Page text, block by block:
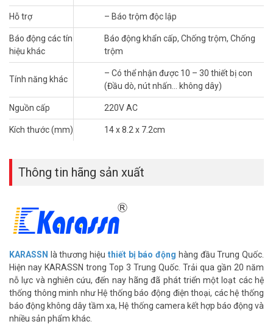
Hỗ trợ – Báo trộm độc lập
Báo động các tín
hiệu khác
Báo động khẩn cấp, Chống trộm, Chống
trộm
Tính năng khác
– Có thể nhận được 10 – 30 thiết bị con
(Đầu dò, nút nhấn… không dây)
Nguồn cấp 220V AC
Kích thước (mm) 14 x 8.2 x 7.2cm
Thông tin hãng sản xuất
KARASSN là thương hiệu thiết bị báo động hàng đầu Trung Quốc.
Hiện nay KARASSN trong Top 3 Trung Quốc. Trải qua gần 20 năm
nỗ lực và nghiên cứu, đến nay hãng đã phát triển một loạt các hệ
thống thông minh như Hệ thống báo động điện thoại, các hệ thống
báo động không dây tầm xa, Hệ thống camera kết hợp báo động và
nhiều sản phẩm khác.